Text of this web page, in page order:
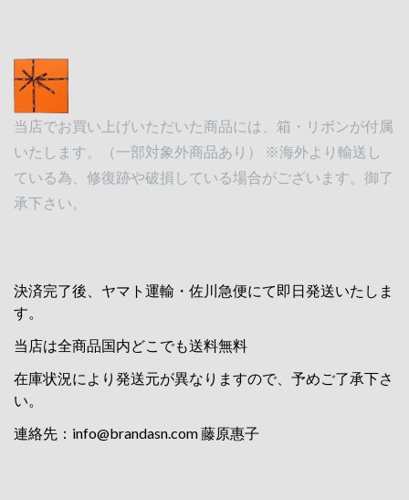
当店でお買い上げいただいた商品には、箱・リボンが付属
いたします。（一部対象外商品あり） ※海外より輸送し
ている為、修復跡や破損している場合がございます。御了
承下さい。
決済完了後、ヤマト運輸・佐川急便にて即日発送いたしま
す。
当店は全商品国内どこでも送料無料
在庫状況により発送元が異なりますので、予めご了承下さ
い。
連絡先： info@brandasn.com藤原惠子